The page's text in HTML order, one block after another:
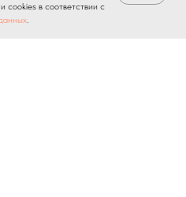
In
cookies в соответствии с
.
Радиаторы